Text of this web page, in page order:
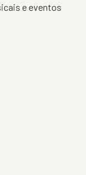
e eventos